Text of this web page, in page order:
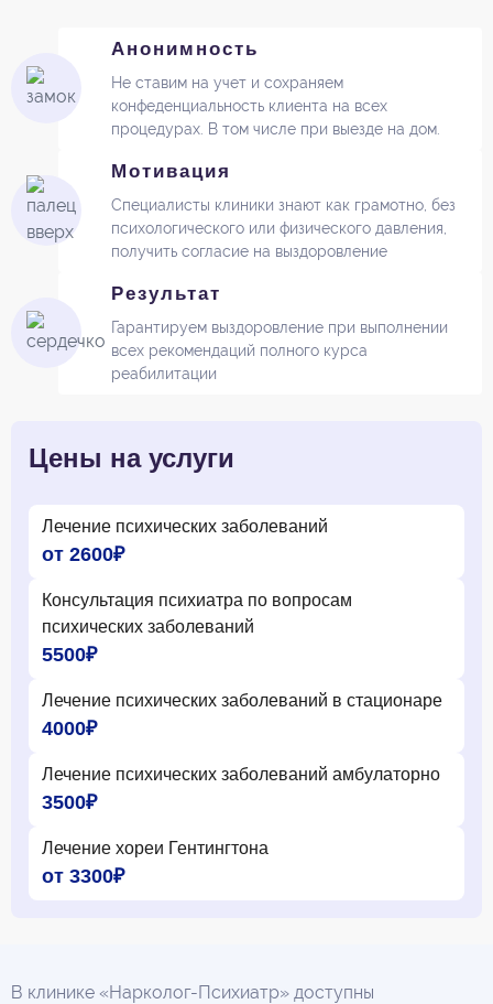
Анонимность
Не ставим на учет и сохраняем
конфеденциальность клиента на всех
процедурах. В том числе при выезде на дом.
Мотивация
Специалисты клиники знают как грамотно, без
психологического или физического давления,
получить согласие на выздоровление
Результат
Гарантируем выздоровление при выполнении
всех рекомендаций полного курса
реабилитации
Цены на услуги
Лечение психических заболеваний
от 2600₽
Консультация психиатра по вопросам
психических заболеваний
5500₽
Лечение психических заболеваний в стационаре
4000₽
Лечение психических заболеваний амбулаторно
3500₽
Лечение хореи Гентингтона
от 3300₽
В клинике «Нарколог-Психиатр» доступны